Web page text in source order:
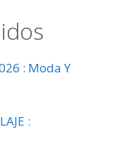
: Moda Y
: